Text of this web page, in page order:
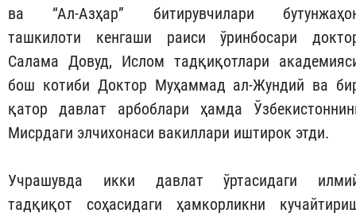
ва “Ал-Азҳар” битирувчилари
ташкилоти кенгаши раиси ўринбосари
Салама Довуд, Ислом тадқиқотлари
бош котиби Доктор Муҳаммад ал-Жундий ва
қатор давлат арбоблари ҳамда
Мисрдаги элчихонаси вакиллари иштирок этди.
Учрашувда икки давлат ўртасидаги
тадқиқот соҳасидаги ҳамкорликни